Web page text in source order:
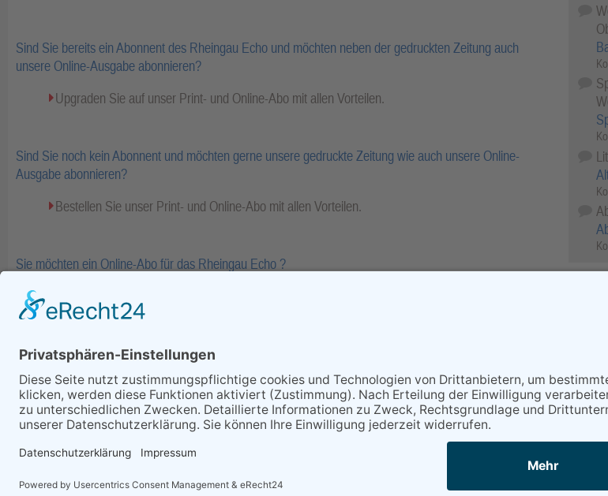
Sind Sie bereits ein Abonnent des Rheingau Echo und möchten neben der gedruckten Zeitung auch
unsere Online-Ausgabe abonnieren?
Upgraden Sie auf unser Print- und Online-Abo mit allen Vorteilen.
Sind Sie noch kein Abonnent und möchten gerne unsere gedruckte Zeitung wie auch unsere Online-
Ausgabe abonnieren?
Bestellen Sie unser Print- und Online-Abo mit allen Vorteilen.
Sie möchten ein Online-Abo für das Rheingau Echo ?
NACH OBEN
Alle Rechte vorbehalten - Rheingau Echo Verlag GmbH, Industriestraße 22, 65366
Telefon: (06722) 99 66 - 0, Telefax: (06722) 99 66 - 99, E-Mail:
native:media.